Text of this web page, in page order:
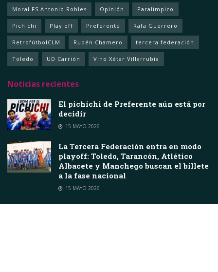
Moral FS Antonio Robles Opinión Paralímpico
Pichichi Play off Preferente Rafa Guerrero
RetrofútbolCLM Rubén Chamero tercera federación
Toledo UD Carrión Vino Xétar Villarrubia
Noticias recientes
El pichichi de Preferente aún está por
decidir
15 MAYO 2026
La Tercera Federación entra en modo
playoff: Toledo, Tarancón, Atlético
Albacete y Manchego buscan el billete
a la fase nacional
15 MAYO 2026